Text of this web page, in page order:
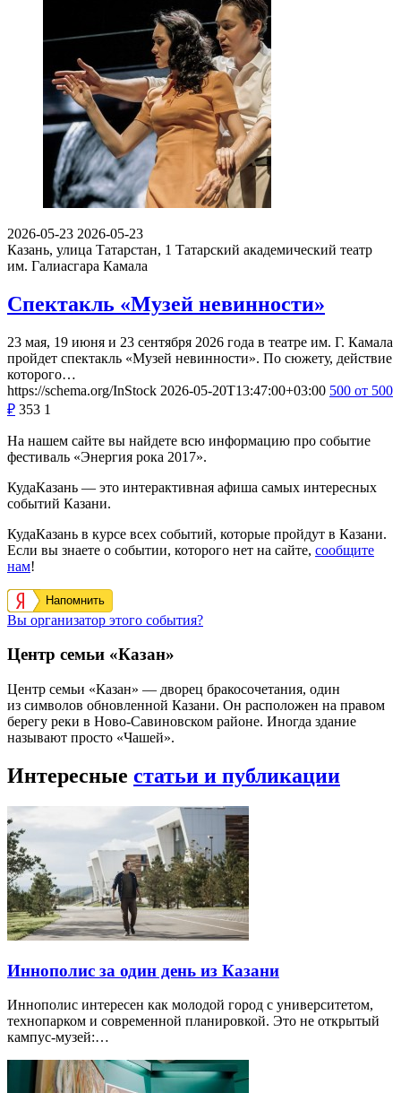
2026-05-23 2026-05-23
Казань, улица Татарстан, 1 Татарский академический театр
им. Галиасгара Камала
Спектакль «Музей невинности»
23 мая, 19 июня и 23 сентября 2026 года в театре им. Г. Камала
пройдет спектакль «Музей невинности». По сюжету, действие
которого…
https://schema.org/InStock 2026-05-20T13:47:00+03:00 500 от 500
₽ 353 1
На нашем сайте вы найдете всю информацию про событие
фестиваль «Энергия рока 2017».
КудаКазань — это интерактивная афиша самых интересных
событий Казани.
КудаКазань в курсе всех событий, которые пройдут в Казани.
Если вы знаете о событии, которого нет на сайте, сообщите
нам!
Напомнить
Вы организатор этого события?
Центр семьи «Казан»
Центр семьи «Казан» — дворец бракосочетания, один
из символов обновленной Казани. Он расположен на правом
берегу реки в Ново-Савиновском районе. Иногда здание
называют просто «Чашей».
Интересные статьи и публикации
Иннополис за один день из Казани
Иннополис интересен как молодой город с университетом,
технопарком и современной планировкой. Это не открытый
кампус-музей:…